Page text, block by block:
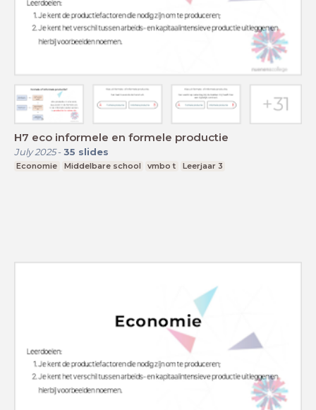
H7 eco informele en formele productie
July 2025- 35 slides
Economie Middelbare school vmbo t Leerjaar 3